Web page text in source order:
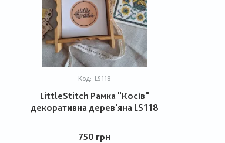
Код: LS118
LittleStitch Рамка "Косів"
декоративна дерев'яна LS118
750 грн